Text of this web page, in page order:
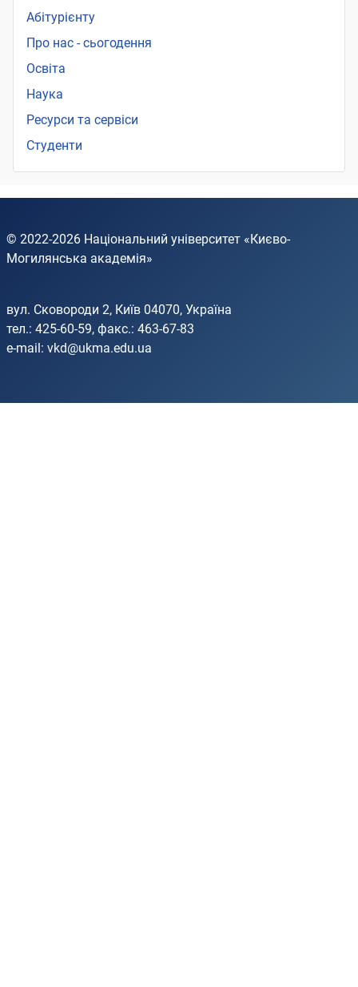
Абітурієнту
Про нас - сьогодення
Освіта
Наука
Ресурси та сервіси
Студенти
© 2022-2026 Національний університет «Києво-
Могилянська академія»
вул. Сковороди 2, Київ 04070, Україна
тел.: 425-60-59, факс.: 463-67-83
e-mail: vkd@ukma.edu.ua